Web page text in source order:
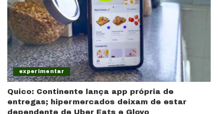
experimentar
Quico: Continente lança app própria de
entregas; hipermercados deixam de estar
dependente de Uber Eats e Glovo